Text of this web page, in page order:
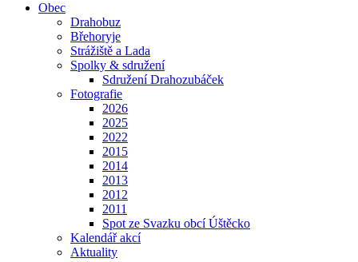
Obec
Drahobuz
Břehoryje
Strážiště a Lada
Spolky & sdružení
Sdružení Drahozubáček
Fotografie
2026
2025
2022
2015
2014
2013
2012
2011
Spot ze Svazku obcí Úštěcko
Kalendář akcí
Aktuality